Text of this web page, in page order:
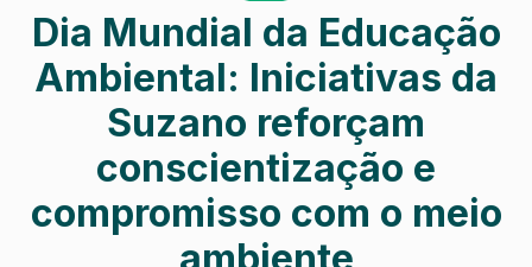
Dia Mundial da Educação
Ambiental: Iniciativas da
Suzano reforçam
conscientização e
compromisso com o meio